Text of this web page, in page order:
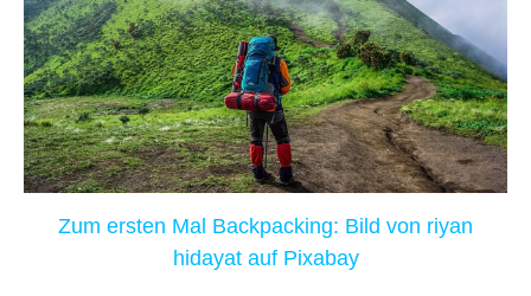
Zum ersten Mal Backpacking: Bild von riyan
hidayat auf Pixabay